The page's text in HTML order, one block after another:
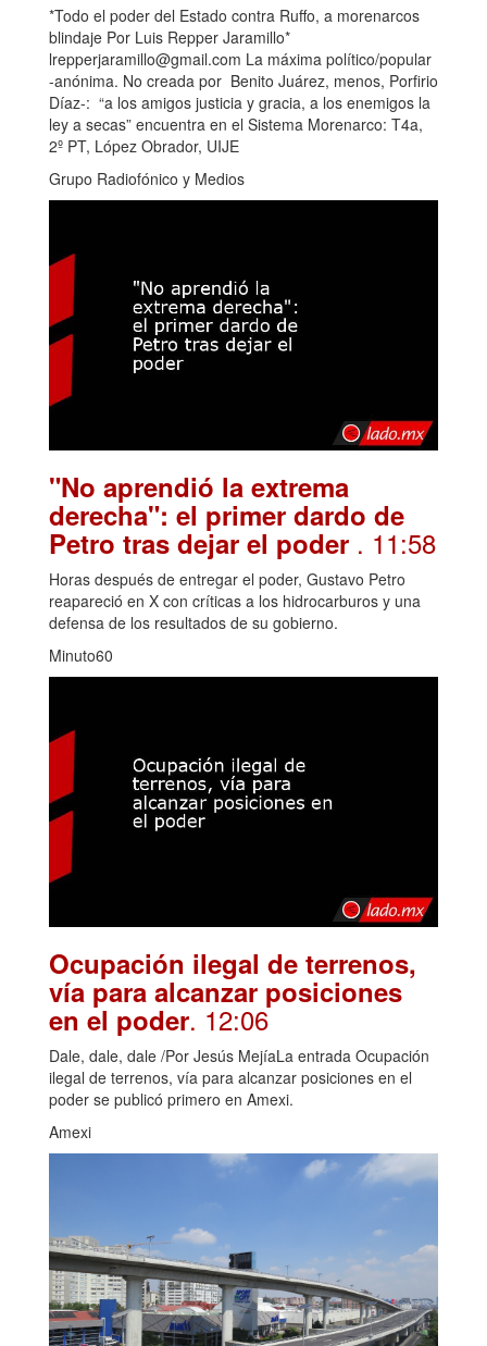
*Todo el poder del Estado contra Ruffo, a morenarcos
blindaje Por Luis Repper Jaramillo*
lrepperjaramillo@gmail.com La máxima político/popular
-anónima. No creada por Benito Juárez, menos, Porfirio
Díaz-: “a los amigos justicia y gracia, a los enemigos la
ley a secas” encuentra en el Sistema Morenarco: T4a,
2º PT, López Obrador, UIJE
Grupo Radiofónico y Medios
"No aprendió la extrema
derecha": el primer dardo de
Petro tras dejar el poder . 11:58
Horas después de entregar el poder, Gustavo Petro
reapareció en X con críticas a los hidrocarburos y una
defensa de los resultados de su gobierno.
Minuto60
Ocupación ilegal de terrenos,
vía para alcanzar posiciones
en el poder. 12:06
Dale, dale, dale /Por Jesús MejíaLa entrada Ocupación
ilegal de terrenos, vía para alcanzar posiciones en el
poder se publicó primero en Amexi.
Amexi